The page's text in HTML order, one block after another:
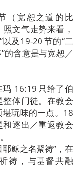
（宽恕之道的比
文气走势来看，
以及19-20 节的“二
的含意是与宽恕／
16:19 只给了伯
体门徒。在教会
玩味的一点。18
逐出／重返教会
稣之名聚祷”，在
祷，与基督共融